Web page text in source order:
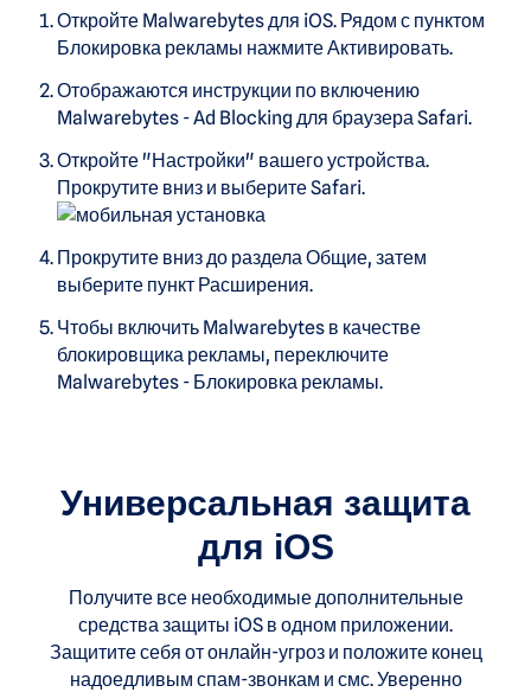
Откройте Malwarebytes для iOS. Рядом с пунктом
Блокировка рекламы нажмите Активировать.
Отображаются инструкции по включению
Malwarebytes - Ad Blocking для браузера Safari.
Откройте "Настройки" вашего устройства.
Прокрутите вниз и выберите Safari.
Прокрутите вниз до раздела Общие, затем
выберите пункт Расширения.
Чтобы включить Malwarebytes в качестве
блокировщика рекламы, переключите
Malwarebytes - Блокировка рекламы.
Универсальная защита
для iOS
Получите все необходимые дополнительные
средства защиты iOS в одном приложении.
Защитите себя от онлайн-угроз и положите конец
надоедливым спам-звонкам и смс. Уверенно